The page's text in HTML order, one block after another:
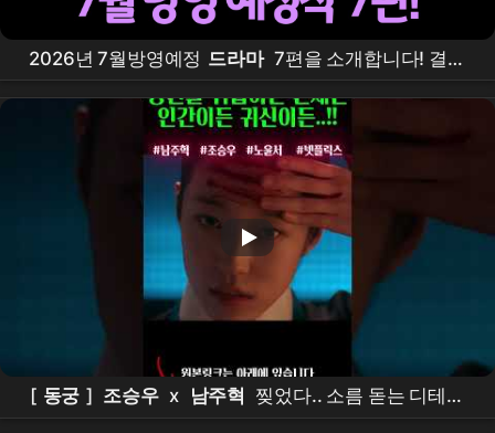
2026년 7월방영예정 드라마 7편을 소개합니다! 결혼
의완성, 아파트 , 그대에게드림, 동궁 , 오싹한연애, 유
부녀킬러, 킬리들의쇼핑몰시즌2 #7월 드라마
#7월방영 드라마
[ 동궁 ] 조승우 x 남주혁
찢었다.. 소름 돋는 디테일
ㄷㄷ 넷플릭스 신작 [ 동궁 ] 티저 정밀 분석!이건 재미